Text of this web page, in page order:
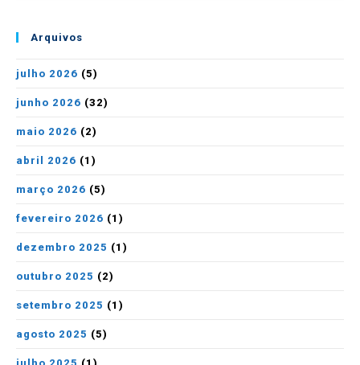
Arquivos
julho 2026 (5)
junho 2026 (32)
maio 2026 (2)
abril 2026 (1)
março 2026 (5)
fevereiro 2026 (1)
dezembro 2025 (1)
outubro 2025 (2)
setembro 2025 (1)
agosto 2025 (5)